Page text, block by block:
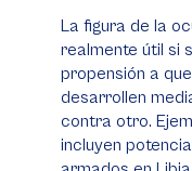
La figura de la
realmente útil si
propensión a
desarrollen
contra otro.
incluyen